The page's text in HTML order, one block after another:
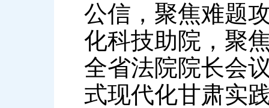
公信，聚焦难题
化科技助院，聚
全省法院院长会
式现代化甘肃实